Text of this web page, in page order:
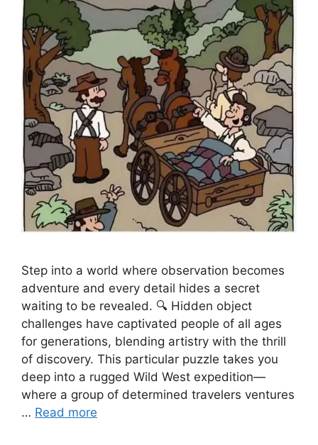
Step into a world where observation becomes
adventure and every detail hides a secret
waiting to be revealed. 🔍 Hidden object
challenges have captivated people of all ages
for generations, blending artistry with the thrill
of discovery. This particular puzzle takes you
deep into a rugged Wild West expedition—
where a group of determined travelers ventures
… Read more